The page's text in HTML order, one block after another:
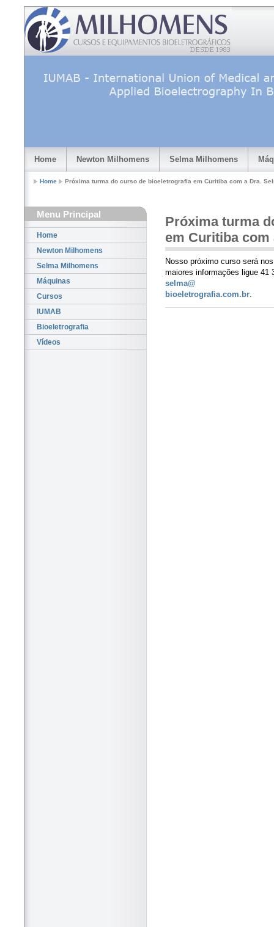
Home Newton Milhomens Selma Milhomens
Home Próxima turma do curso de bioeletrografia em Curitiba com a Dra.
Menu Principal
Home
Newton Milhomens
Selma Milhomens
Máquinas
Cursos
IUMAB
Bioeletrografia
Vídeos
Próxima turma
em Curitiba com
Nosso próximo curso será
maiores informações ligue 41
selma@
bioeletrografia.com.br.